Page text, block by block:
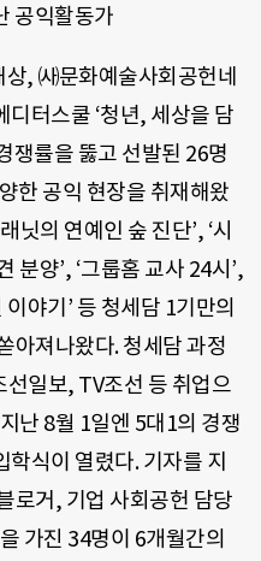
공익활동가
, ㈔문화예술사회공헌네
터스쿨 ‘청년, 세상을 담
쟁률을 뚫고 선발된 26명
한 공익 현장을 취재해왔
닛의 연예인 숲 진단’, ‘시
분양’, ‘그룹홈 교사 24시’,
야기’ 등 청세담 1기만의
아져나왔다. 청세담 과정
일보, TV조선 등 취업으
난 8월 1일엔 5대1의 경쟁
식이 열렸다. 기자를 지
로거, 기업 사회공헌 담당
가진 34명이 6개월간의